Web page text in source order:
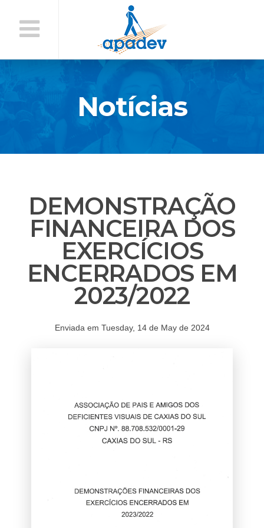
Conteúdo
Notícias
DEMONSTRAÇÃO
FINANCEIRA DOS
EXERCÍCIOS
ENCERRADOS EM
2023/2022
Enviada em Tuesday, 14 de May de 2024